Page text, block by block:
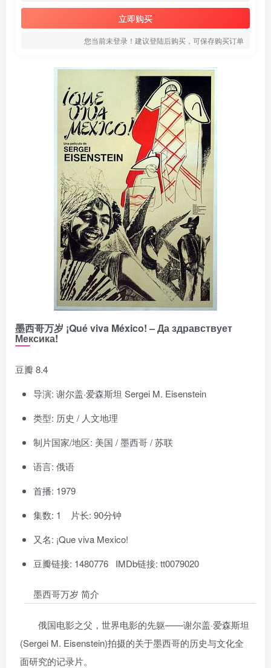
立即购买
您当前未登录！建议登陆后购买，可保存购买订单
墨西哥万岁 ¡Qué viva México! – Да здравствует
Мексика!
豆瓣 8.4
导演: 谢尔盖·爱森斯坦 Sergei M. Eisenstein
类型: 历史 / 人文地理
制片国家/地区: 美国 / 墨西哥 / 苏联
语言: 俄语
首播: 1979
集数: 1 片长: 90分钟
又名: ¡Que viva Mexico!
豆瓣链接: 1480776 IMDb链接: tt0079020
墨西哥万岁 简介
俄国电影之父，世界电影的先躯——谢尔盖·爱森斯坦
(Sergei M. Eisenstein)拍摄的关于墨西哥的历史与文化全
面研究的记录片。